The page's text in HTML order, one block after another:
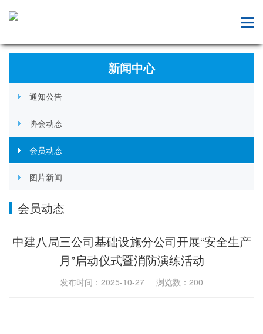
新闻中心
通知公告
协会动态
会员动态
图片新闻
会员动态
中建八局三公司基础设施分公司开展“安全生产
月”启动仪式暨消防演练活动
发布时间：2025-10-27 浏览数： 200